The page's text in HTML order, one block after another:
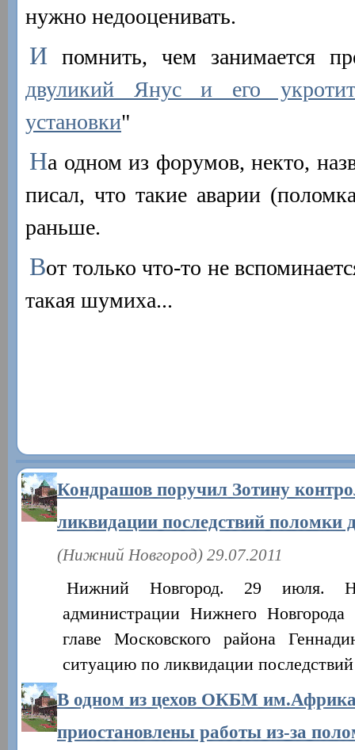
нужно недооценивать.
И помнить, чем занимается
двуликий Янус и его
установки"
На одном из форумов, некто,
писал, что такие аварии
раньше.
Вот только что-то не
такая шумиха...
Кондрашов поручил Зотину
ликвидации последствий
(Нижний Новгород) 29.07.2011
Нижний Новгород. 29 июля.
администрации Нижнего
главе Московского района
ситуацию по ликвидации
В одном из цехов ОКБМ
приостановлены работы из-за